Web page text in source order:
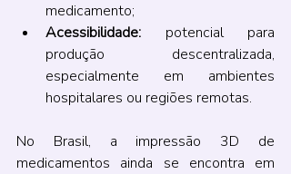
medicamento;
Acessibilidade: potencial para
produção descentralizada,
especialmente em ambientes
hospitalares ou regiões remotas.
No Brasil, a impressão 3D de